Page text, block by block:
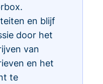
en blijf
door het
van
en het
te